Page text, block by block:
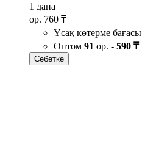
1 дана
ор. 760 ₸
Ұсақ көтерме бағасы
Оптом 91 ор. - 590 ₸
Себетке